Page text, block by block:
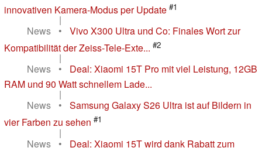
innovativen Kamera-Modus per Update #1
|
News
•
Vivo X300 Ultra und Co: Finales Wort zur
Kompatibilität der Zeiss-Tele-Exte... #2
|
News
•
Deal: Xiaomi 15T Pro mit viel Leistung, 12GB
RAM und 90 Watt schnellem Lade...
|
News
•
Samsung Galaxy S26 Ultra ist auf Bildern in
vier Farben zu sehen #1
|
News
•
Deal: Xiaomi 15T wird dank Rabatt zum